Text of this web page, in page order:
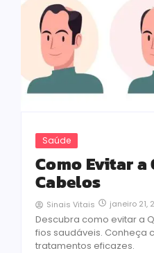
Saúde
Como Evitar a
Cabelos
Sinais Vitais janeiro 21,
Descubra como evitar a
fios saudáveis. Conheça
tratamentos eficazes.